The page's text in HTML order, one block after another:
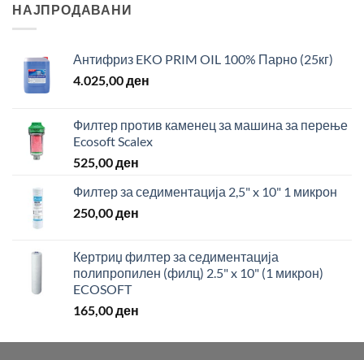
НАЈПРОДАВАНИ
Антифриз EKO PRIM OIL 100% Парно (25кг)
4.025,00ден
Филтер против каменец за машина за перење
Ecosoft Scalex
525,00ден
Филтер за седиментација 2,5" x 10" 1 микрон
250,00ден
Кертриџ филтер за седиментација
полипропилен (филц) 2.5" x 10" (1 микрон)
ECOSOFT
165,00ден